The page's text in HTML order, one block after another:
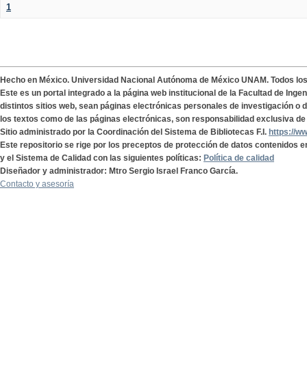
1
Hecho en México. Universidad Nacional Autónoma de México UNAM. Todos
Este es un portal integrado a la página web institucional de la Facultad de
distintos sitios web, sean páginas electrónicas personales de investigación o
los textos como de las páginas electrónicas, son responsabilidad exclusiva
Sitio administrado por la Coordinación del Sistema de Bibliotecas F.I. https://
Este repositorio se rige por los preceptos de protección de datos contenidos
y el Sistema de Calidad con las siguientes políticas: Política de calidad
Diseñador y administrador: Mtro Sergio Israel Franco García.
Contacto y asesoría